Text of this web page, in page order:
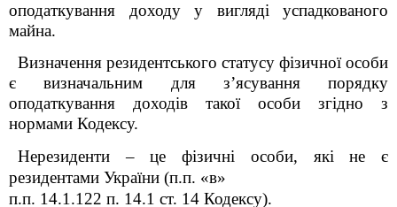
оподаткування доходу у вигляді успадкованого
майна.
Визначення резидентського статусу фізичної особи
є визначальним для з’ясування порядку
оподаткування доходів такої особи згідно з
нормами Кодексу.
Нерезиденти – це фізичні особи, які не є
резидентами України (п.п. «в»
п.п. 14.1.122 п. 14.1 ст. 14 Кодексу).